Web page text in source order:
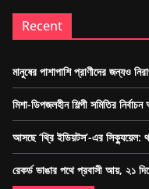
Recent
মানুষের পাশাপাশি প্রাণীদের জন্যও
মিশা-ডিপজলহীন শিল্পী সমিতির
আসছে ‘থ্রি ইডিয়টস’-এর সিক্যুয়েল:
রেকর্ড ভাঙার পথে প্রবাসী আয়, ২১